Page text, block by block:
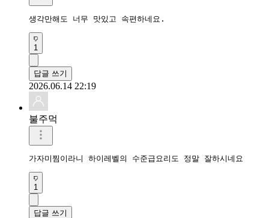
생각만해도 너무 맛있고 속편하네요.
1
답글 쓰기
2026.06.14 22:19
불주먹
가자미찜이라니 하이레벨의 수준급요리도 정말 잘하시네요
1
답글 쓰기